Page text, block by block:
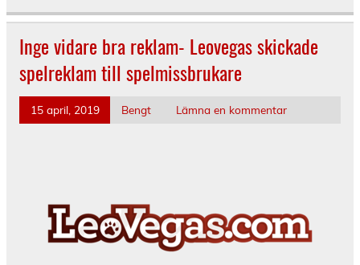
Inge vidare bra reklam- Leovegas skickade
spelreklam till spelmissbrukare
15 april, 2019 Bengt Lämna en kommentar